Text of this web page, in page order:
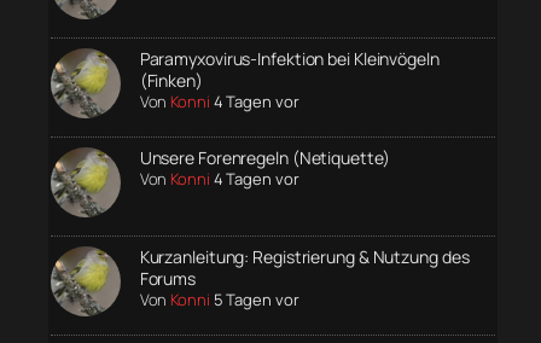
Paramyxovirus-Infektion bei Kleinvögeln
(Finken)
Von Konni 4 Tagen vor
Unsere Forenregeln (Netiquette)
Von Konni 4 Tagen vor
Kurzanleitung: Registrierung & Nutzung des
Forums
Von Konni 5 Tagen vor